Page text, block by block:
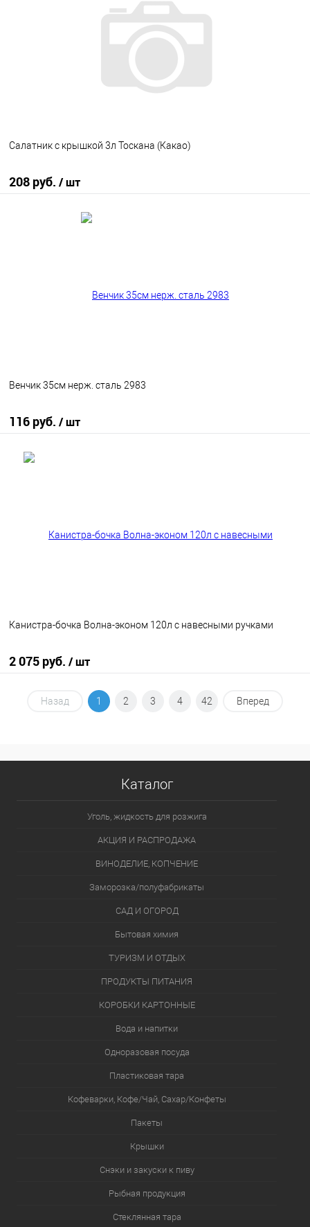
В наличии
Салатник с крышкой 3л Тоскана (Какао)
208 руб. / шт
Венчик 35см нерж. сталь 2983
116 руб. / шт
Канистра-бочка Волна-эконом 120л с навесными ручками
2 075 руб. / шт
В корзину
Назад 1 2 3 4 42 Вперед
Каталог
Уголь, жидкость для розжига
АКЦИЯ И РАСПРОДАЖА
ВИНОДЕЛИЕ, КОПЧЕНИЕ
Заморозка/полуфабрикаты
САД И ОГОРОД
Бытовая химия
ТУРИЗМ И ОТДЫХ
ПРОДУКТЫ ПИТАНИЯ
КОРОБКИ КАРТОННЫЕ
Вода и напитки
Одноразовая посуда
Пластиковая тара
Кофеварки, Кофе/Чай, Сахар/Конфеты
Пакеты
Крышки
Снэки и закуски к пиву
Рыбная продукция
Стеклянная тара